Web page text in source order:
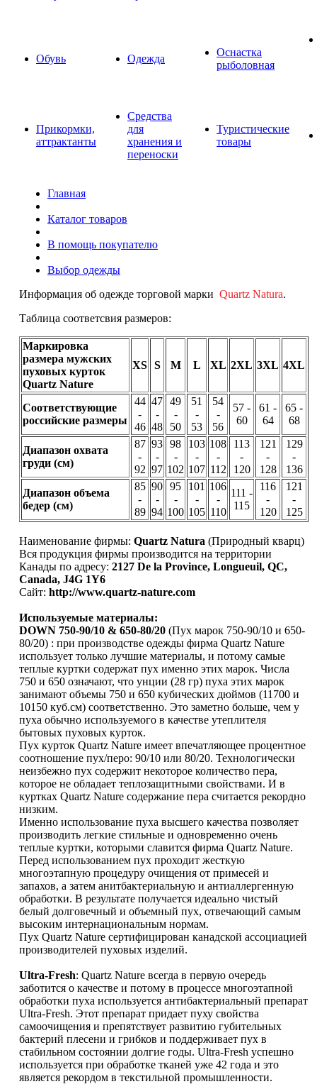
Обувь Одежда
Оснастка
рыболовная
Прикормки,
аттрактанты
Средства
для
хранения и
переноски
Туристические
товары
Главная
Каталог товаров
В помощь покупателю
Выбор одежды
Информация об одежде торговой марки Quartz Natura.
Таблица соответсвия размеров:
Маркировка
размера мужских
пуховых курток
Quartz Nature
XS S M L XL 2XL 3XL 4XL
Соответствующие
российские размеры
44
-
46
47
-
48
49
-
50
51
-
53
54
-
56
57 -
60
61 -
64
65 -
68
Диапазон охвата
груди (см)
87
-
92
93
-
97
98
-
102
103
-
107
108
-
112
113
-
120
121
-
128
129
-
136
Диапазон объема
бедер (см)
85
-
89
90
-
94
95
-
100
101
-
105
106
-
110
111 -
115
116
-
120
121
-
125
Наименование фирмы: Quartz Natura (Природный кварц)
Вся продукция фирмы производится на территории
Канады по адресу: 2127 De la Province, Longueuil, QC,
Canada, J4G 1Y6
Сайт: http://www.quartz-nature.com
Используемые материалы:
DOWN 750-90/10 & 650-80/20 (Пух марок 750-90/10 и 650-
80/20) : при производстве одежды фирма Quartz Nature
использует только лучшие материалы, и потому самые
теплые куртки содержат пух именно этих марок. Числа
750 и 650 означают, что унции (28 гр) пуха этих марок
занимают объемы 750 и 650 кубических дюймов (11700 и
10150 куб.см) соответственно. Это заметно больше, чем у
пуха обычно используемого в качестве утеплителя
бытовых пуховых курток.
Пух курток Quartz Nature имеет впечатляющее процентное
соотношение пух/перо: 90/10 или 80/20. Технологически
неизбежно пух содержит некоторое количество пера,
которое не обладает теплозащитными свойствами. И в
куртках Quartz Nature содержание пера считается рекордно
низким.
Именно использование пуха высшего качества позволяет
производить легкие стильные и одновременно очень
теплые куртки, которыми славится фирма Quartz Nature.
Перед использованием пух проходит жесткую
многоэтапную процедуру очищения от примесей и
запахов, а затем анитбактериальную и антиаллергенную
обработки. В результате получается идеально чистый
белый долговечный и объемный пух, отвечающий самым
высоким интернациональным нормам.
Пух Quartz Nature сертифицирован канадской ассоциацией
производителей пуховых изделий.
Ultra-Fresh: Quartz Nature всегда в первую очередь
заботится о качестве и потому в процессе многоэтапной
обработки пуха используется антибактериальный препарат
Ultra-Fresh. Этот препарат придает пуху свойства
самоочищения и препятствует развитию губительных
бактерий плесени и грибков и поддерживает пух в
стабильном состоянии долгие годы. Ultra-Fresh успешно
используется при обработке тканей уже 42 года и это
является рекордом в текстильной промышленности.